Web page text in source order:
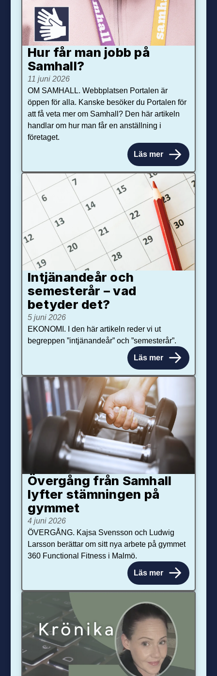
Hur får man jobb på
Samhall?
11 juni 2026
OM SAMHALL. Webbplatsen Portalen är
öppen för alla. Kanske besöker du Portalen för
att få veta mer om Samhall? Den här artikeln
handlar om hur man får en anställning i
företaget.
Läs mer
Intjänandeår och
semesterår – vad
betyder det?
5 juni 2026
EKONOMI. I den här artikeln reder vi ut
begreppen ”intjänandeår” och ”semesterår”.
Läs mer
Övergång från Samhall
lyfter stämningen på
gymmet
4 juni 2026
ÖVERGÅNG. Kajsa Svensson och Ludwig
Larsson berättar om sitt nya arbete på gymmet
360 Functional Fitness i Malmö.
Läs mer